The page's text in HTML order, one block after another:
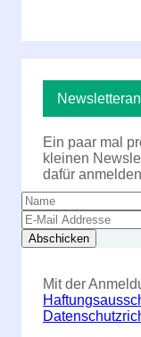
Ein paar mal
kleinen
dafür anmelden
Mit der